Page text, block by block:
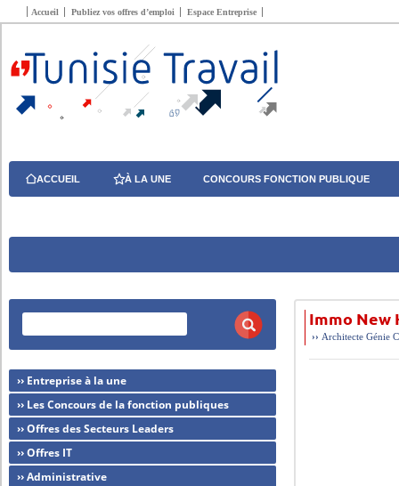
Accueil Publiez vos offres d’emploi Espace Entreprise
ACCUEIL À LA UNE CONCOURS FONCTION PUBLIQUE
Immo New
›› Architecte Génie
›› Entreprise à la une
›› Les Concours de la fonction publiques
›› Offres des Secteurs Leaders
›› Offres IT
›› Administrative